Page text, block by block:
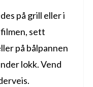
på grill eller i
sett
på bålpannen
lokk. Vend